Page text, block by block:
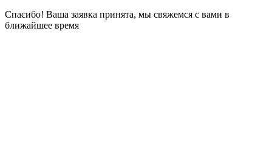
Спасибо! Ваша заявка принята, мы свяжемся с вами в
ближайшее время